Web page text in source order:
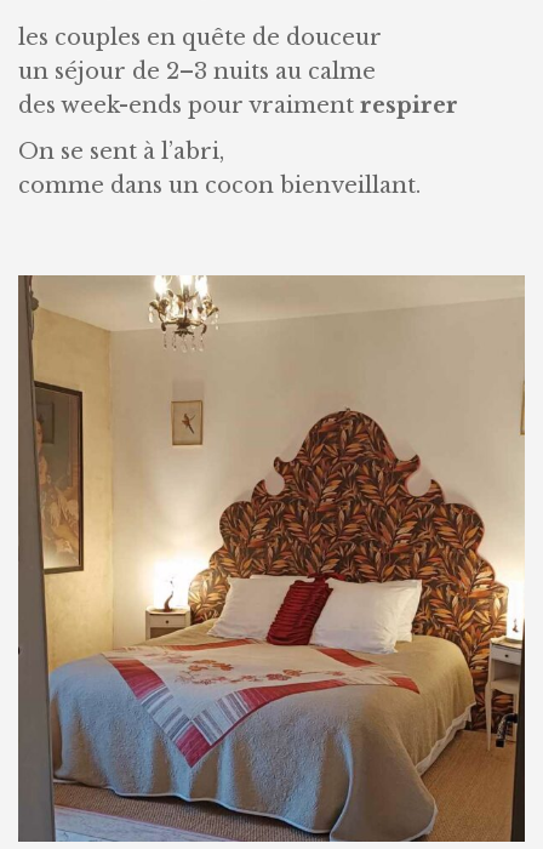
les couples en quête de douceur
un séjour de 2–3 nuits au calme
des week-ends pour vraiment respirer
On se sent à l’abri,
comme dans un cocon bienveillant.